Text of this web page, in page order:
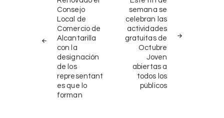
entradas
Consejo
Local de
Comercio de
Alcantarilla
con la
designación
de los
representant
es que lo
forman
semana se
celebran las
actividades
gratuitas de
Octubre
Joven
abiertas a
todos los
públicos